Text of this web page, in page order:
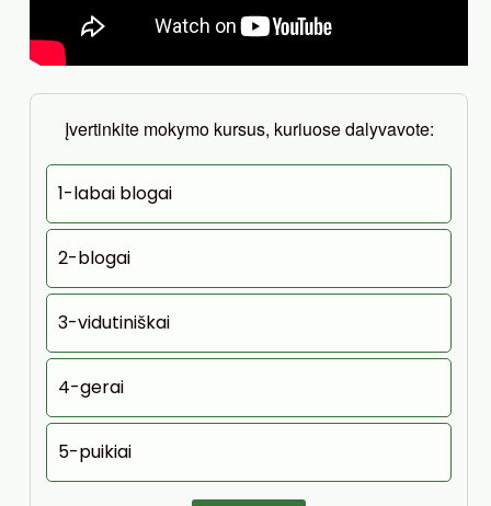
Įvertinkite mokymo kursus, kuriuose dalyvavote:
1-labai blogai
2-blogai
3-vidutiniškai
4-gerai
5-puikiai